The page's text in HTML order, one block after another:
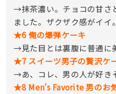
→抹茶濃い。チョコの甘さ
ました。ザクザク感がイイ。
★6 俺の爆弾ケーキ
→見た目とは裏腹に普通に
★7 スイーツ男子の贅沢ケ
→あ、コレ、男の人が好き
★8 Men’s Favorite 男のお